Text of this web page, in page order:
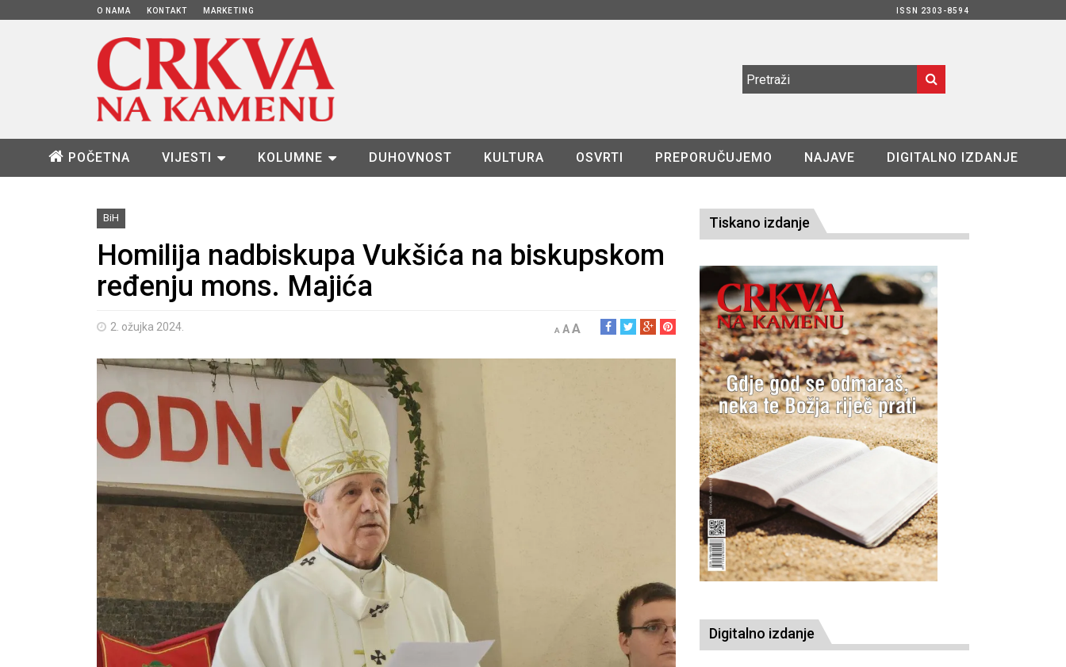
O NAMA KONTAKT MARKETING ISSN 2303-8594
POČETNA VIJESTI KOLUMNE DUHOVNOST KULTURA OSVRTI PREPORUČUJEMO NAJAVE DIGITALNO IZDANJE
BiH
Homilija nadbiskupa Vukšića na biskupskom
ređenju mons. Majića
2. ožujka 2024. A AA
Tiskano izdanje
Digitalno izdanje